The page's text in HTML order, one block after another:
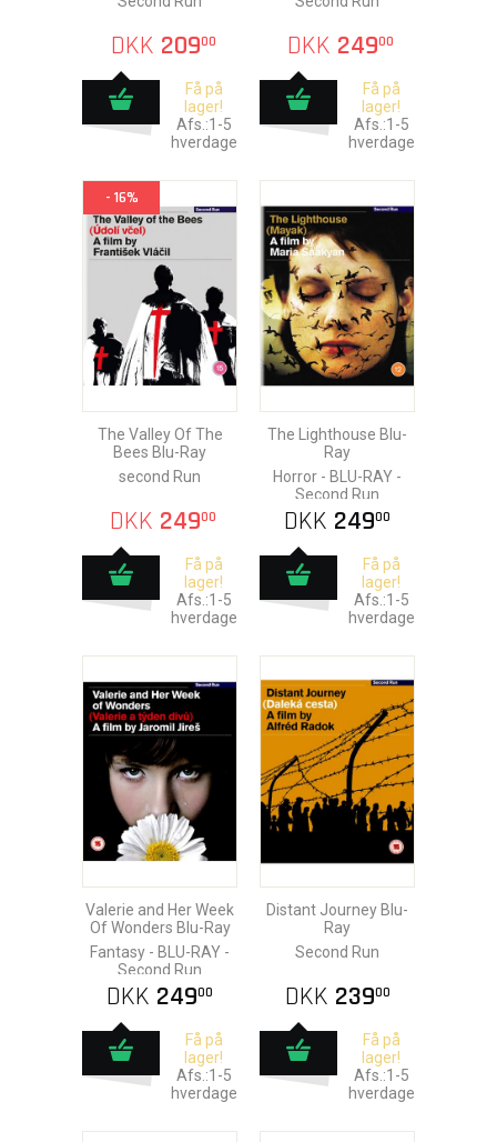
DKK 20900
Få på
lager!
Afs.:1-5
hverdage
DKK 24900
Få på
lager!
Afs.:1-5
hverdage
- 16%
The Valley Of The
Bees Blu-Ray
second Run
DKK 24900
Få på
lager!
Afs.:1-5
hverdage
The Lighthouse Blu-
Ray
Horror - BLU-RAY -
Second Run
DKK 24900
Få på
lager!
Afs.:1-5
hverdage
Valerie and Her Week
Of Wonders Blu-Ray
Fantasy - BLU-RAY -
Second Run
DKK 24900
Få på
lager!
Afs.:1-5
hverdage
Distant Journey Blu-
Ray
Second Run
DKK 23900
Få på
lager!
Afs.:1-5
hverdage